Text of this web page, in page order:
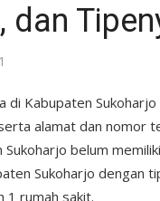
di Kabupaten
alamat dan nomor
belum
Sukoharjo dengan
1 rumah sakit.